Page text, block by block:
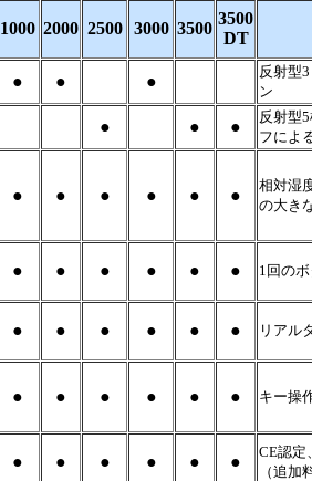
1000 2000 2500 3000 3500
3500
DT
● ● ●
反射型
ン
● ● ●
反射型
フによ
● ● ● ● ● ●
相対湿
の大き
● ● ● ● ● ● 1回の
● ● ● ● ● ● リアル
● ● ● ● ● ● キー操
● ● ● ● ● ●
CE認定
（追